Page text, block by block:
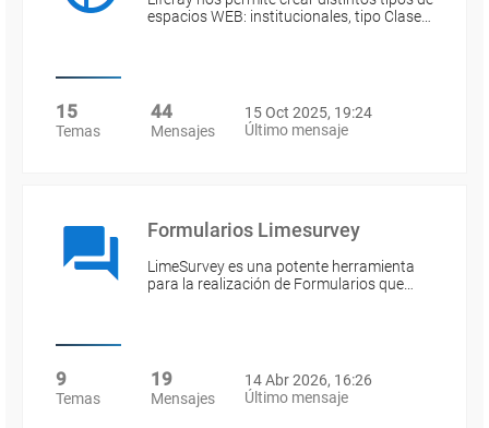
espacios WEB: institucionales, tipo Clase…
15
Temas
44
Mensajes
15 Oct 2025, 19:24
Último mensaje
Formularios Limesurvey
LimeSurvey es una potente herramienta
para la realización de Formularios que…
9
Temas
19
Mensajes
14 Abr 2026, 16:26
Último mensaje